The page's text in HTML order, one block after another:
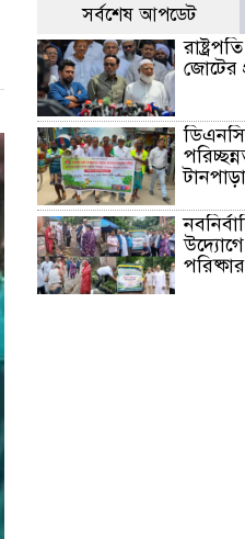
সর্বশেষ আপডেট
জোটের